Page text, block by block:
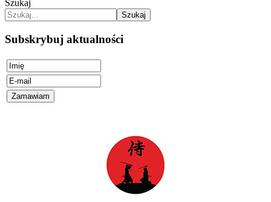
Szukaj
Szukaj
Subskrybuj aktualności